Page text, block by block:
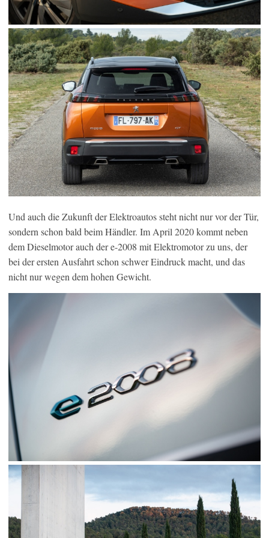
Und auch die Zukunft der Elektroautos steht nicht nur vor der Tür,
sondern schon bald beim Händler. Im April 2020 kommt neben
dem Dieselmotor auch der e-2008 mit Elektromotor zu uns, der
bei der ersten Ausfahrt schon schwer Eindruck macht, und das
nicht nur wegen dem hohen Gewicht.